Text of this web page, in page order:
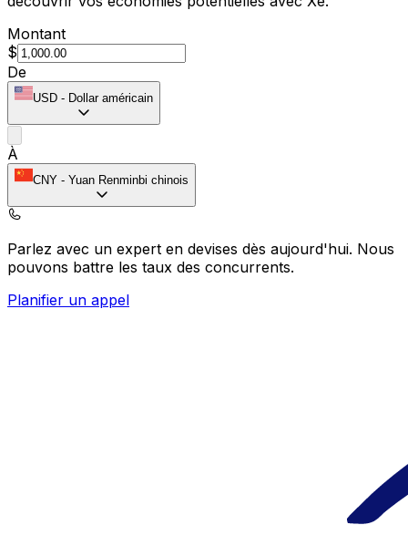
Montant
$
De
USD - Dollar américain
À
CNY - Yuan Renminbi chinois
Parlez avec un expert en devises dès aujourd'hui. Nous
pouvons battre les taux des concurrents.
Planifier un appel